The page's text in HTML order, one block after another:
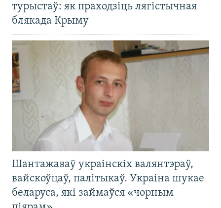
турыстаў: як праходзіць лягістычная
блякада Крыму
Шантажаваў украінскіх валянтэраў,
вайскоўцаў, палітыкаў. Украіна шукае
беларуса, які займаўся «чорным